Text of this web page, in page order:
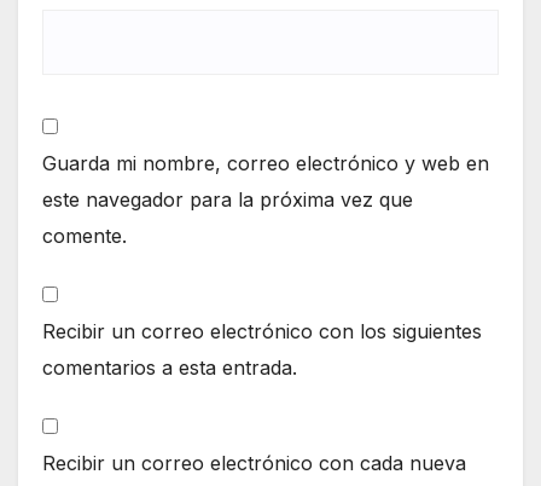
Guarda mi nombre, correo electrónico y web en
este navegador para la próxima vez que
comente.
Recibir un correo electrónico con los siguientes
comentarios a esta entrada.
Recibir un correo electrónico con cada nueva